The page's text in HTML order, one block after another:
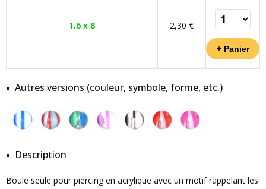
1.6 x 8 2,30 €
Autres versions (couleur, symbole, forme, etc.)
Description
Boule seule pour piercing en acrylique avec un motif rappelant les